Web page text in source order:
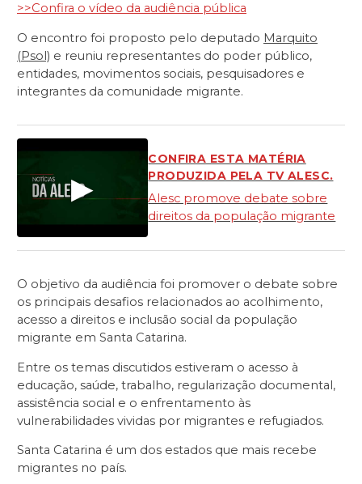
>>Confira o vídeo da audiência pública
O encontro foi proposto pelo deputado Marquito
(Psol) e reuniu representantes do poder público,
entidades, movimentos sociais, pesquisadores e
integrantes da comunidade migrante.
▶
CONFIRA ESTA MATÉRIA
PRODUZIDA PELA TV ALESC.
Alesc promove debate sobre
direitos da população migrante
O objetivo da audiência foi promover o debate sobre
os principais desafios relacionados ao acolhimento,
acesso a direitos e inclusão social da população
migrante em Santa Catarina.
Entre os temas discutidos estiveram o acesso à
educação, saúde, trabalho, regularização documental,
assistência social e o enfrentamento às
vulnerabilidades vividas por migrantes e refugiados.
Santa Catarina é um dos estados que mais recebe
migrantes no país.